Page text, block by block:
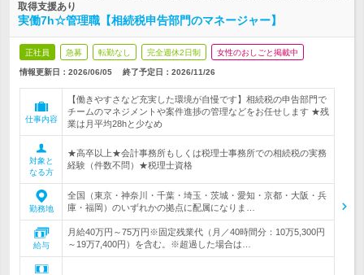
取得支援あり
実働7h☆管理職【相続税申告部門のマネージャー】
正社員 急募 転勤なし 完全週休2日制 女性のおしごと掲載中
情報更新日：2026/06/05 終了予定日： 2026/11/26
仕事内容
【働きやすさなど充実した環境が自慢です】相続税の申告部門で
チームのマネジメントや案件進捗の管理などをお任せします ★残
業は月平均28hと少なめ
対象と
なる方
★高卒以上★会計事務所もしくは税理士事務所での相続税の実務
経験（件数不問）★税理士資格
勤務地
全国（東京・神奈川・千葉・埼玉・茨城・愛知・京都・大阪・兵
庫・福岡）のいずれかの拠点に配属になりま…
給与
月給40万円～75万円※固定残業代（月／40時間分：10万5,300円
～19万7,400円）を含む。※超過した場合は…